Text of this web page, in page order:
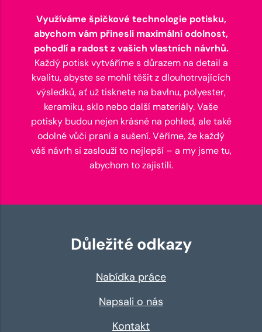
Využíváme špičkové technologie potisku,
abychom vám přinesli maximální odolnost,
pohodlí a radost z vašich vlastních návrhů.
Každý potisk vytváříme s důrazem na detail a
kvalitu, abyste se mohli těšit z dlouhotrvajících
výsledků, ať už tisknete na bavlnu, polyester,
keramiku, sklo nebo další materiály. Vaše
potisky budou nejen krásné na pohled, ale také
odolné vůči praní a sušení. Věříme, že každý
váš návrh si zaslouží to nejlepší – a my jsme tu,
abychom to zajistili.
Důležité odkazy
Nabídka práce
Napsali o nás
Kontakt